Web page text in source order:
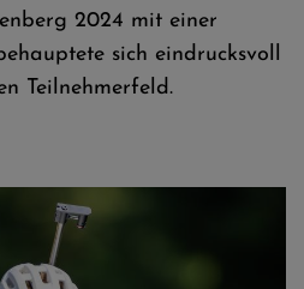
2024 mit einer
sich eindrucksvoll
Teilnehmerfeld.
Bruna/VOIGT